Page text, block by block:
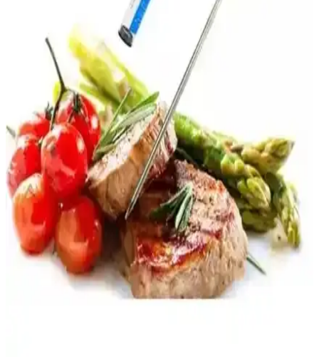
Strade Store Dijital Et Termometresi: Güvenilir ve
Hassas Pişirme Çözümü
Strade Store'un dijital et termometresi, yüksek hassasiyet ve
dayanıklılık sunar. Geniş sıcaklık aralığı, kolay kullanım ve hijyenik
tasarımıyla mutfakta güvenle tercih edilir.
Gönen Çelik Kebap Şişleri Karşılaştırması: Tavuk
Kanat ve Kuşbaşı Şişleri Özellikleri
Gönen Çelik'in tavuk kanat ve kuşbaşı şişleri arasındaki farkları ve
özellikleri keşfedin. Dayanıklı paslanmaz çelik yapılarıyla mangal
keyfinizi yükselten bu ürünleri detaylı inceleyin.
Gülsan Pleyt Sac Köfte Et Izgarası: Dayanıklı ve
Çok Yönlü Pişirme Çözümü
Yüksek kaliteli, paslanmaz malzemeden üretilmiş Gülsan Pleyt Sac
Köfte Izgarası, geniş yüzeyi ve çok yönlü kullanımıyla mutfakta
pratik ve sağlıklı pişirme imkanı sunar.